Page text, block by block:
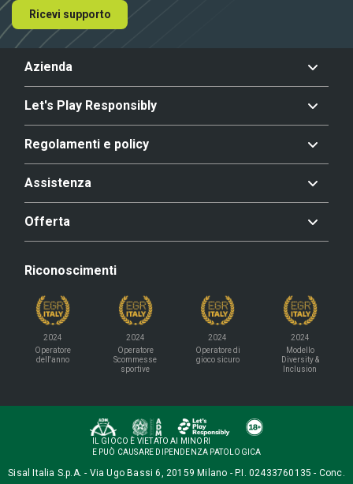
Ricevi supporto
Azienda
Let's Play Responsibly
Regolamenti e policy
Assistenza
Offerta
Riconoscimenti
2024
Operatore
dell'anno
2024
Operatore
Scommesse
sportive
2024
Operatore di
gioco sicuro
2024
Modello
Diversity &
Inclusion
IL GIOCO È VIETATO AI MINORI
E PUÒ CAUSARE DIPENDENZA PATOLOGICA
Sisal Italia S.p.A. - Via Ugo Bassi 6, 20159 Milano - P.I. 02433760135 - Conc.